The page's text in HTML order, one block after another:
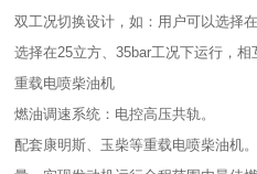
双工况切换设计，如：用户可以选择
选择在25立方、35bar工况下运行，相
重载电喷柴油机
燃油调速系统：电控高压共轨。
配套康明斯、玉柴等重载电喷柴油机